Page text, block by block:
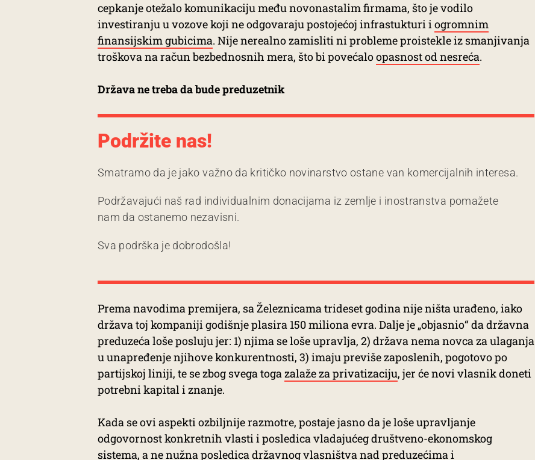
cepkanje otežalo komunikaciju među novonastalim firmama, što je vodilo
investiranju u vozove koji ne odgovaraju postojećoj infrastukturi iogromnim
finansijskim gubicima. Nije nerealno zamisliti ni probleme proistekle iz smanjivanja
troškova na račun bezbednosnih mera, što bi povećaloopasnost od nesreća.
Država ne treba da bude preduzetnik
Podržite nas!
Smatramo da je jako važno da kritičko novinarstvo ostane van komercijalnih interesa.
Podržavajući naš rad individualnim donacijama iz zemlje i inostranstva pomažete
nam da ostanemo nezavisni.
Sva podrška je dobrodošla!
Prema navodima premijera, sa Železnicama trideset godina nije ništa urađeno, iako
država toj kompaniji godišnje plasira 150 miliona evra. Dalje je „objasnio“ da državna
preduzeća loše posluju jer: 1) njima se loše upravlja, 2) država nema novca za ulaganja
u unapređenje njihove konkurentnosti, 3) imaju previše zaposlenih, pogotovo po
partijskoj liniji, te se zbog svega togazalaže za privatizaciju, jer će novi vlasnik doneti
potrebni kapital i znanje.
Kada se ovi aspekti ozbiljnije razmotre, postaje jasno da je loše upravljanje
odgovornost konkretnih vlasti i posledica vladajućeg društveno-ekonomskog
sistema, a ne nužna posledica državnog vlasništva nad preduzećima i